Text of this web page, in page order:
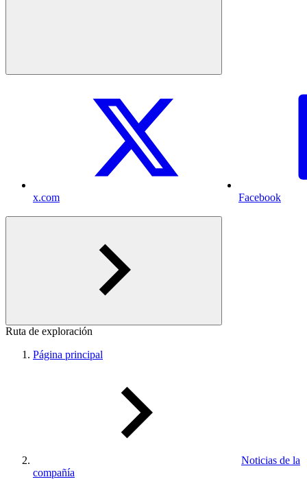
x.com Facebook
Ruta de exploración
Página principal
Noticias de la
compañía